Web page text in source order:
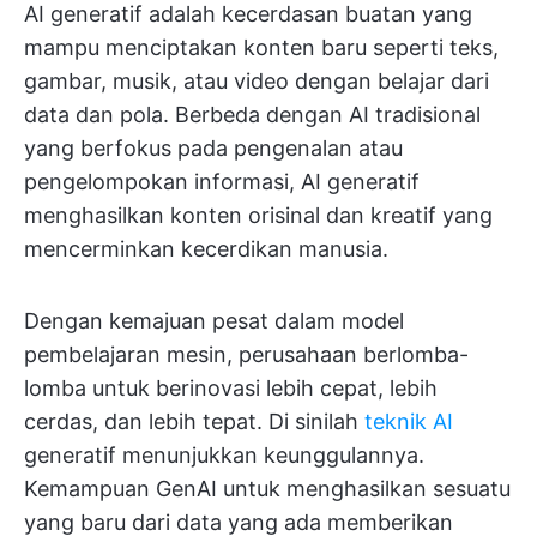
AI generatif adalah kecerdasan buatan yang
mampu menciptakan konten baru seperti teks,
gambar, musik, atau video dengan belajar dari
data dan pola. Berbeda dengan AI tradisional
yang berfokus pada pengenalan atau
pengelompokan informasi, AI generatif
menghasilkan konten orisinal dan kreatif yang
mencerminkan kecerdikan manusia.
Dengan kemajuan pesat dalam model
pembelajaran mesin, perusahaan berlomba-
lomba untuk berinovasi lebih cepat, lebih
cerdas, dan lebih tepat. Di sinilah teknik AI
generatif menunjukkan keunggulannya.
Kemampuan GenAI untuk menghasilkan sesuatu
yang baru dari data yang ada memberikan